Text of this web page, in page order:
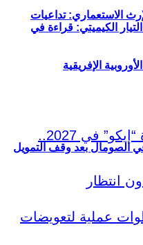
الاستعماري: تداعيات
الإفريقية
الكيميتي: قراءة في
الصومال بعد وقف التمويل